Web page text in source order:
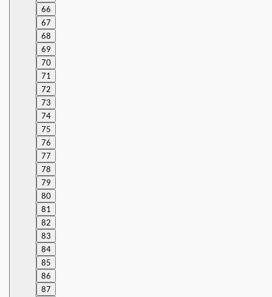
66
67
68
69
70
71
72
73
74
75
76
77
78
79
80
81
82
83
84
85
86
87